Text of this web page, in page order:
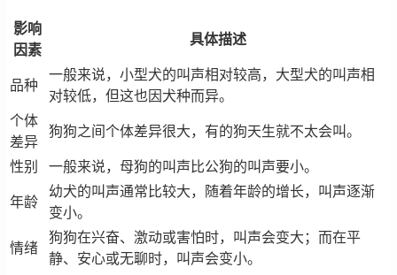
影响
因素
具体描述
品种
一般来说，小型犬的叫声相对较高，大型犬的叫声相
对较低，但这也因犬种而异。
个体
差异
狗狗之间个体差异很大，有的狗天生就不太会叫。
性别 一般来说，母狗的叫声比公狗的叫声要小。
年龄
幼犬的叫声通常比较大，随着年龄的增长，叫声逐渐
变小。
情绪
狗狗在兴奋、激动或害怕时，叫声会变大；而在平
静、安心或无聊时，叫声会变小。